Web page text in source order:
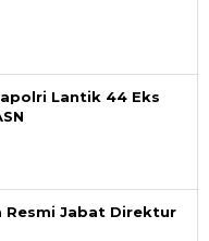
Lantik 44 Eks
Resmi Jabat Direktur